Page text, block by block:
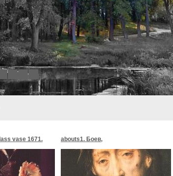
8
vase 1671. abouts1. Боев,